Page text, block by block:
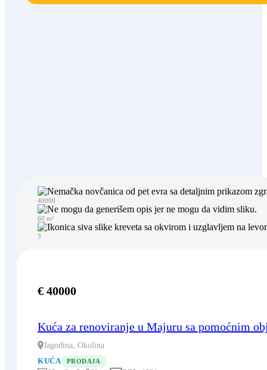
40000
60 m²
3
€ 40000
Kuća za renoviranje u Majuru sa pomoćnim
Jagodina, Okolina
KUĆA
PRODAJA